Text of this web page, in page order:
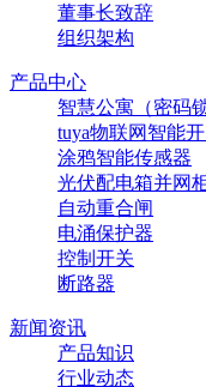
董事长致辞
组织架构
产品中心
智慧公寓（密码
tuya物联网智能
涂鸦智能传感器
光伏配电箱并网
自动重合闸
电涌保护器
控制开关
断路器
新闻资讯
产品知识
行业动态